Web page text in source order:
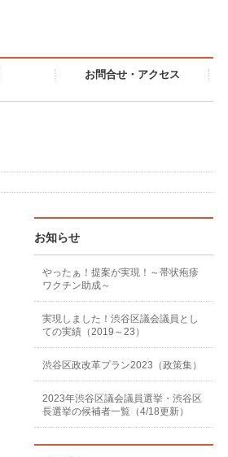
お問合せ・アクセス
お知らせ
やったぁ！提案が実現！～帯状疱疹
ワクチン助成～
実現しました！渋谷区議会議員とし
ての実績（2019～23）
渋谷区政改革プラン2023（政策集）
2023年渋谷区議会議員選挙・渋谷区
長選挙の候補者一覧（4/18更新）